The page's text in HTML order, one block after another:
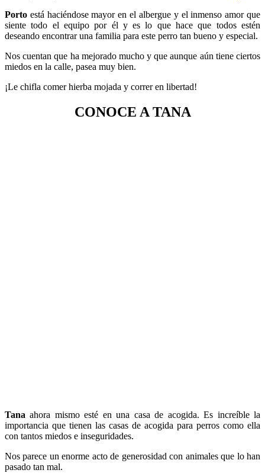
Porto está haciéndose mayor en el albergue y el inmenso amor que
siente todo el equipo por él y es lo que hace que todos estén
deseando encontrar una familia para este perro tan bueno y especial.
Nos cuentan que ha mejorado mucho y que aunque aún tiene ciertos
miedos en la calle, pasea muy bien.
¡Le chifla comer hierba mojada y correr en libertad!
CONOCE A TANA
Tana ahora mismo esté en una casa de acogida. Es increíble la
importancia que tienen las casas de acogida para perros como ella
con tantos miedos e inseguridades.
Nos parece un enorme acto de generosidad con animales que lo han
pasado tan mal.